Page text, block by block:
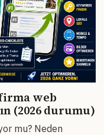
web
(2026 durumu)
mu? Neden